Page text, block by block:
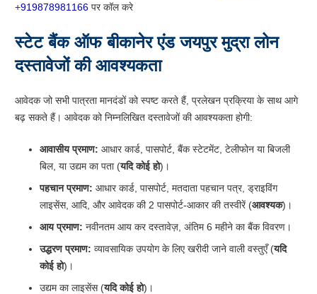
+919878981166 पर कॉल करे
स्टेट बैंक ऑफ बीकानेर एंड जयपुर मुद्रा लोन
दस्तावेजों की आवश्यकता
आवेदक जो सभी पात्रता मानदंडों को स्पष्ट करते हैं, प्रलेखन प्रक्रिया के साथ आगे
बढ़ सकते हैं। आवेदक को निम्नलिखित दस्तावेजों की आवश्यकता होगी:
आवासीय प्रमाण: आधार कार्ड, पासपोर्ट, बैंक स्टेटमेंट, टेलीफोन या बिजली
बिल, या उद्यम का पता (यदि कोई हो)।
पहचान प्रमाण: आधार कार्ड, पासपोर्ट, मतदाता पहचान पत्र, ड्राइविंग
लाइसेंस, आदि, और आवेदक की 2 पासपोर्ट-आकार की तस्वीरें (आवश्यक)।
आय प्रमाण: नवीनतम आय कर दस्तावेज़, अंतिम 6 महीने का बैंक विवरण।
उद्धरण प्रमाण: व्यावसायिक उपयोग के लिए खरीदी जाने वाली वस्तुएँ (यदि
कोई हो)।
उद्यम का लाइसेंस (यदि कोई हो)।